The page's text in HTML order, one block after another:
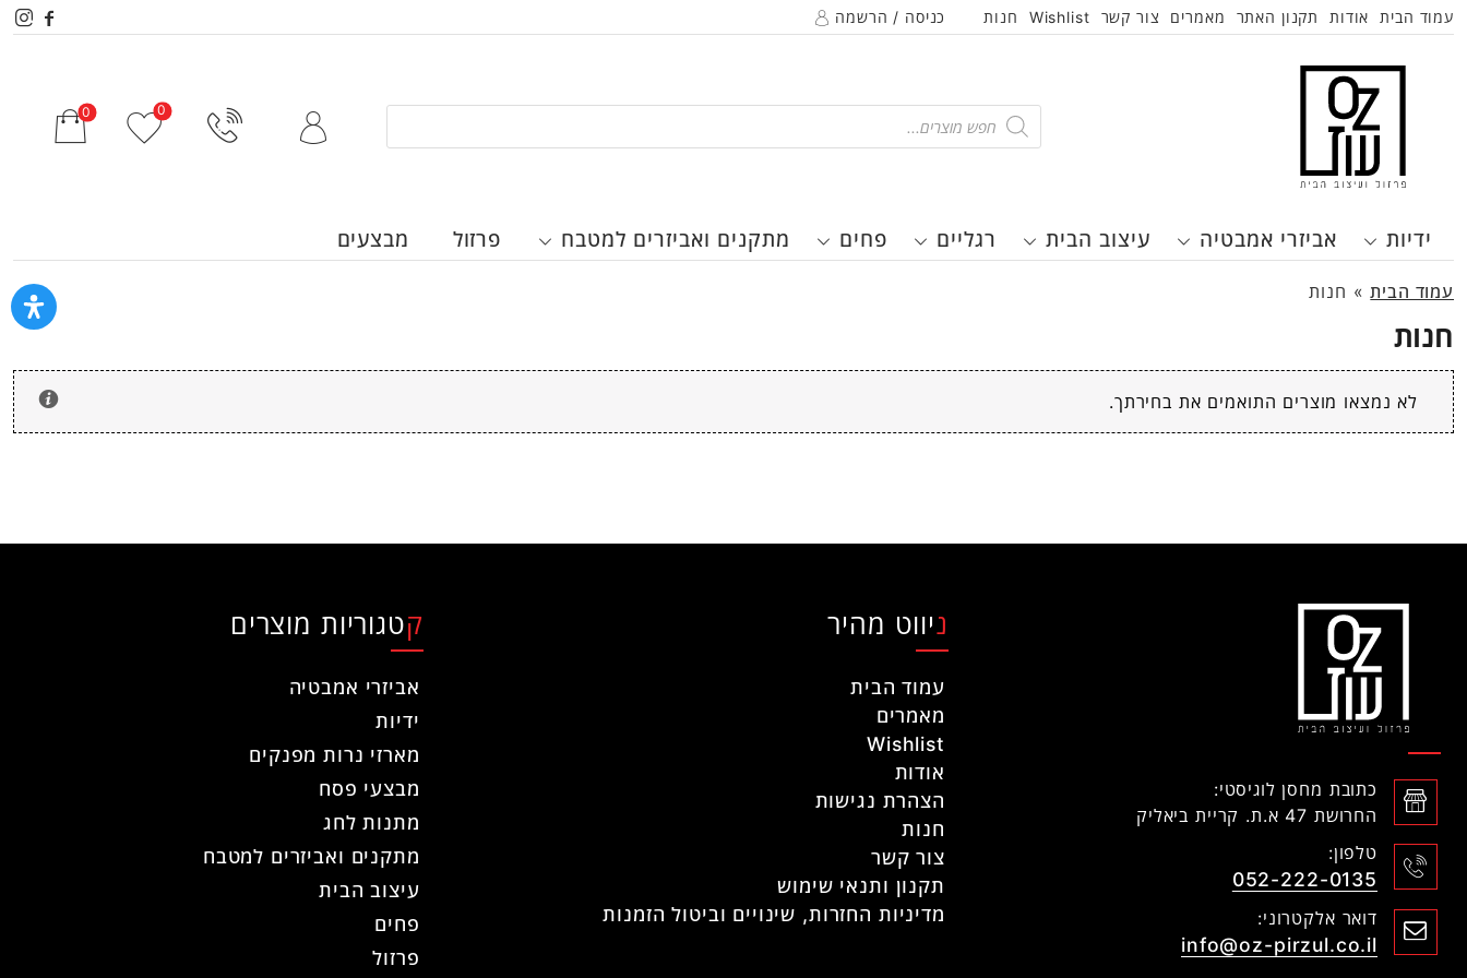
ידיות אביזרי אמבטיה עיצוב הבית רגליים פחים מתקנים ואביזרים למטבח פרזול מבצעים
Products
search
עמוד הבית אודות תקנון האתר מאמרים צור קשר Wishlist חנות כניסה / הרשמה
עמוד הבית» חנות
חנות
לא נמצאו מוצרים התואמים את בחירתך.
כתובת מחסן לוגיסטי:
החרושת 47 א.ת. קריית ביאליק
טלפון:
052-222-0135
דואר אלקטרוני:
info@oz-pirzul.co.il
ניווט מהיר
עמוד הבית
מאמרים
Wishlist
אודות
הצהרת נגישות
חנות
צור קשר
תקנון ותנאי שימוש
מדיניות החזרות, שינויים וביטול הזמנות
קטגוריות מוצרים
אביזרי אמבטיה
ידיות
מארזי נרות מפנקים
מבצעי פסח
מתנות לחג
מתקנים ואביזרים למטבח
עיצוב הבית
פחים
פרזול